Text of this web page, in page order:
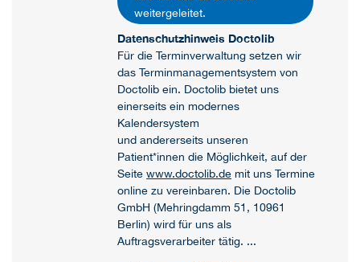
weitergeleitet.
Datenschutzhinweis Doctolib
Für die Terminverwaltung setzen wir
das Terminmanagementsystem von
Doctolib ein. Doctolib bietet uns
einerseits ein modernes
Kalendersystem
und andererseits unseren
Patient*innen die Möglichkeit, auf der
Seitewww.doctolib.de mit uns Termine
online zu vereinbaren. Die Doctolib
GmbH (Mehringdamm 51, 10961
Berlin) wird für uns als
Auftragsverarbeiter tätig. ...